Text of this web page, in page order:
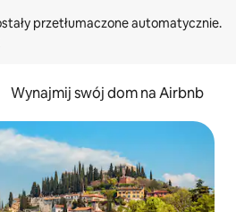
Wynajmij swój dom na Airbnb